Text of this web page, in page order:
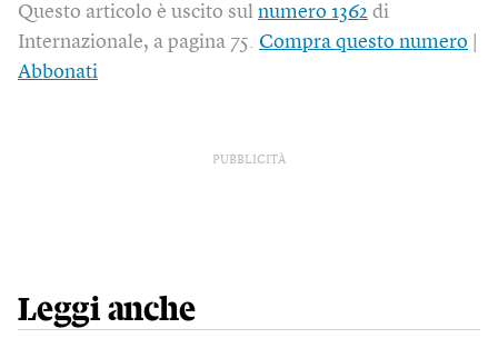
Questo articolo è uscito sul numero 1362 di
Internazionale, a pagina 75. Compra questo numero
Abbonati
PUBBLICITÀ
Leggi anche